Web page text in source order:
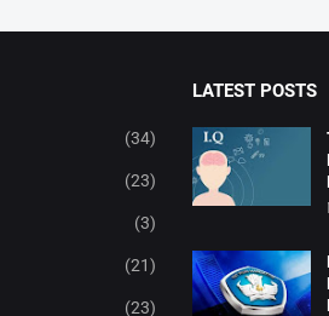
(34)
(23)
(3)
(21)
(23)
LATEST POSTS